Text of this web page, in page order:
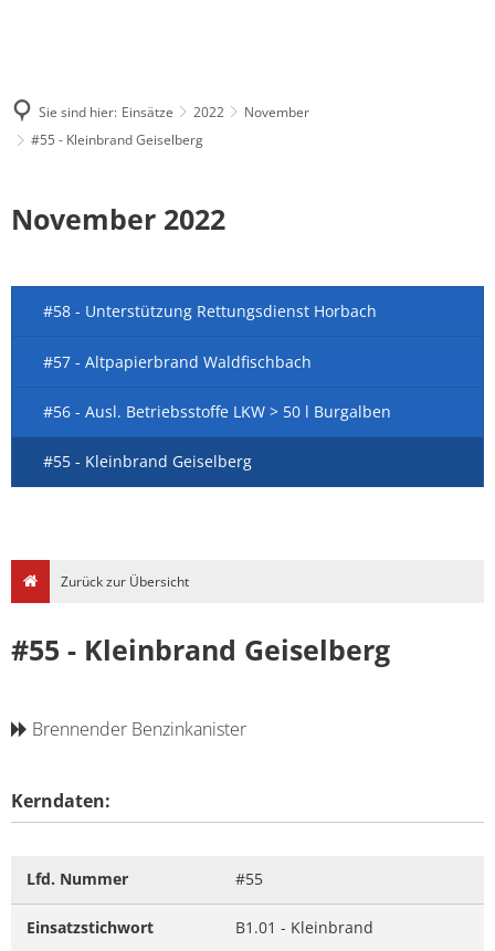
Sie sind hier: Einsätze 2022
November
#55 - Kleinbrand Geiselberg
November 2022
#58 - Unterstützung Rettungsdienst Horbach
#57 - Altpapierbrand Waldfischbach
#56 - Ausl. Betriebsstoffe LKW > 50 l Burgalben
#55 - Kleinbrand Geiselberg
Zurück zur Übersicht
#55 - Kleinbrand Geiselberg
Brennender Benzinkanister
Kerndaten:
Lfd. Nummer #55
Einsatzstichwort B1.01 - Kleinbrand